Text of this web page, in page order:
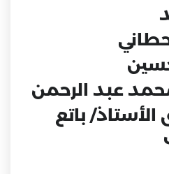
عبد الرحمن
باتع